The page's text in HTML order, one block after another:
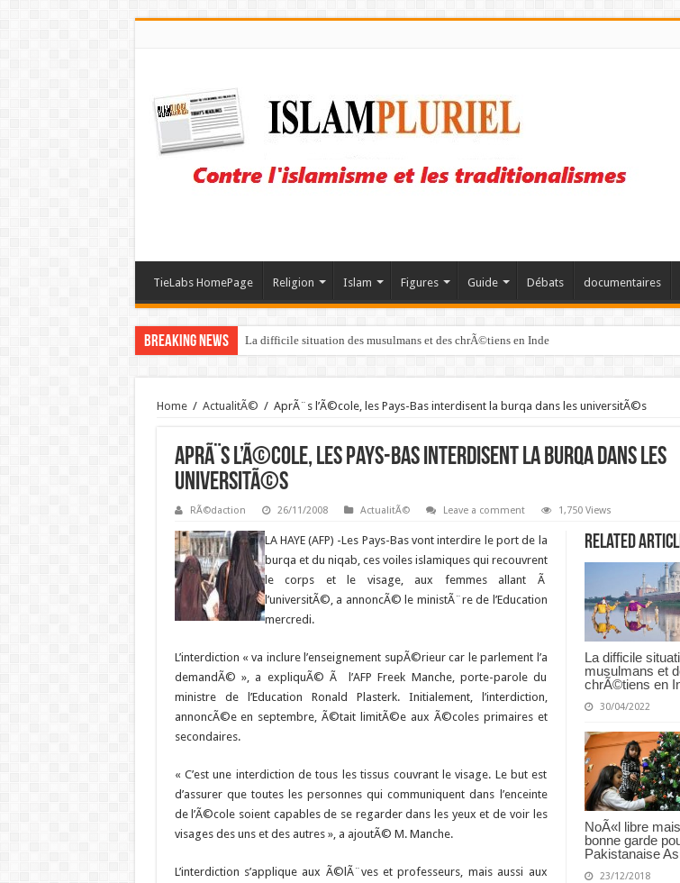
TieLabs HomePage Religion Islam Figures Guide Débats documentaires
Breaking News La difficile situation des musulmans et des chrÃ©tiens en Inde
Home / ActualitÃ© / AprÃ¨s l’Ã©cole, les Pays-Bas interdisent la burqa dans les universitÃ©s
AprÃ¨s l’Ã©cole, les Pays-Bas interdisent la burqa dans les
universitÃ©s
RÃ©daction 26/11/2008 ActualitÃ© Leave a comment 1,750 Views
Related
La difficile
musulmans et
chrÃ©tiens en
30/04/2022
NoÃ«l libre
bonne garde
Pakistanaise
23/12/2018
LA HAYE (AFP) -Les Pays-Bas vont interdire le port de la
burqa et du niqab, ces voiles islamiques qui recouvrent
le corps et le visage, aux femmes allant Ã
l’universitÃ©, a annoncÃ© le ministÃ¨re de l’Education
mercredi.
L’interdiction « va inclure l’enseignement supÃ©rieur car le parlement l’a
demandÃ© », a expliquÃ© Ã l’AFP Freek Manche, porte-parole du
ministre de l’Education Ronald Plasterk. Initialement, l’interdiction,
annoncÃ©e en septembre, Ã©tait limitÃ©e aux Ã©coles primaires et
secondaires.
« C’est une interdiction de tous les tissus couvrant le visage. Le but est
d’assurer que toutes les personnes qui communiquent dans l’enceinte
de l’Ã©cole soient capables de se regarder dans les yeux et de voir les
visages des uns et des autres », a ajoutÃ© M. Manche.
L’interdiction s’applique aux Ã©lÃ¨ves et professeurs, mais aussi aux